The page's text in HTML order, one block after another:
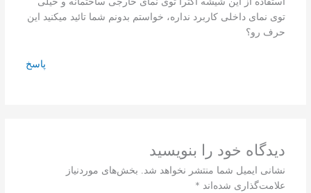
توی نمای داخلی کاربرد نداره، خواستم بدونم شما تائید میکنید این
حرف رو؟
پاسخ
دیدگاه‌ خود را بنویسید
نشانی ایمیل شما منتشر نخواهد شد. بخش‌های موردنیاز
علامت‌گذاری شده‌اند *